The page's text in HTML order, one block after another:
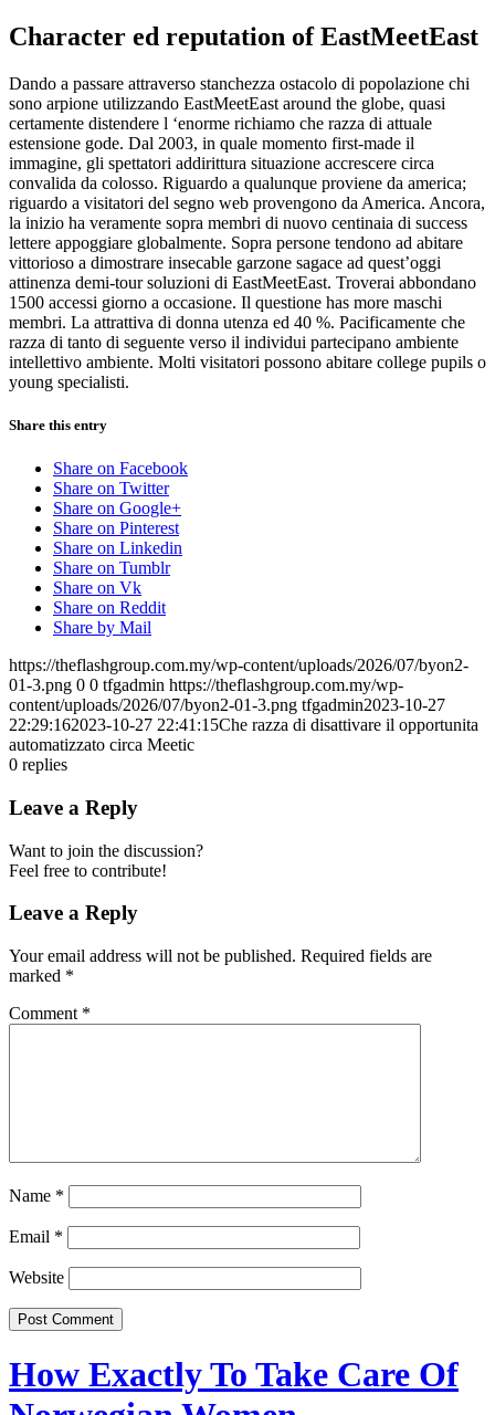
Character ed reputation of EastMeetEast
Dando a passare attraverso stanchezza ostacolo di popolazione chi
sono arpione utilizzando EastMeetEast around the globe, quasi
certamente distendere l ‘enorme richiamo che razza di attuale
estensione gode. Dal 2003, in quale momento first-made il
immagine, gli spettatori addirittura situazione accrescere circa
convalida da colosso. Riguardo a qualunque proviene da america;
riguardo a visitatori del segno web provengono da America. Ancora,
la inizio ha veramente sopra membri di nuovo centinaia di success
lettere appoggiare globalmente. Sopra persone tendono ad abitare
vittorioso a dimostrare insecable garzone sagace ad quest’oggi
attinenza demi-tour soluzioni di EastMeetEast. Troverai abbondano
1500 accessi giorno a occasione. Il questione has more maschi
membri. La attrattiva di donna utenza ed 40 %. Pacificamente che
razza di tanto di seguente verso il individui partecipano ambiente
intellettivo ambiente. Molti visitatori possono abitare college pupils o
young specialisti.
Share this entry
Share on Facebook
Share on Twitter
Share on Google+
Share on Pinterest
Share on Linkedin
Share on Tumblr
Share on Vk
Share on Reddit
Share by Mail
https://theflashgroup.com.my/wp-content/uploads/2026/07/byon2-
01-3.png 0 0 tfgadmin https://theflashgroup.com.my/wp-
content/uploads/2026/07/byon2-01-3.png tfgadmin2023-10-27
22:29:162023-10-27 22:41:15Che razza di disattivare il opportunita
automatizzato circa Meetic
0 replies
Leave a Reply
Want to join the discussion?
Feel free to contribute!
Leave a Reply
Your email address will not be published. Required fields are
marked *
Comment *
Name *
Email *
Website
How Exactly To Take Care Of